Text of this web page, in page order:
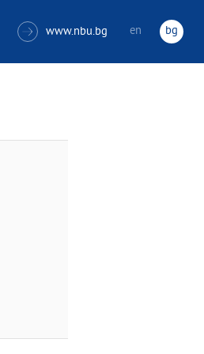
 www.nbu.bg en bg